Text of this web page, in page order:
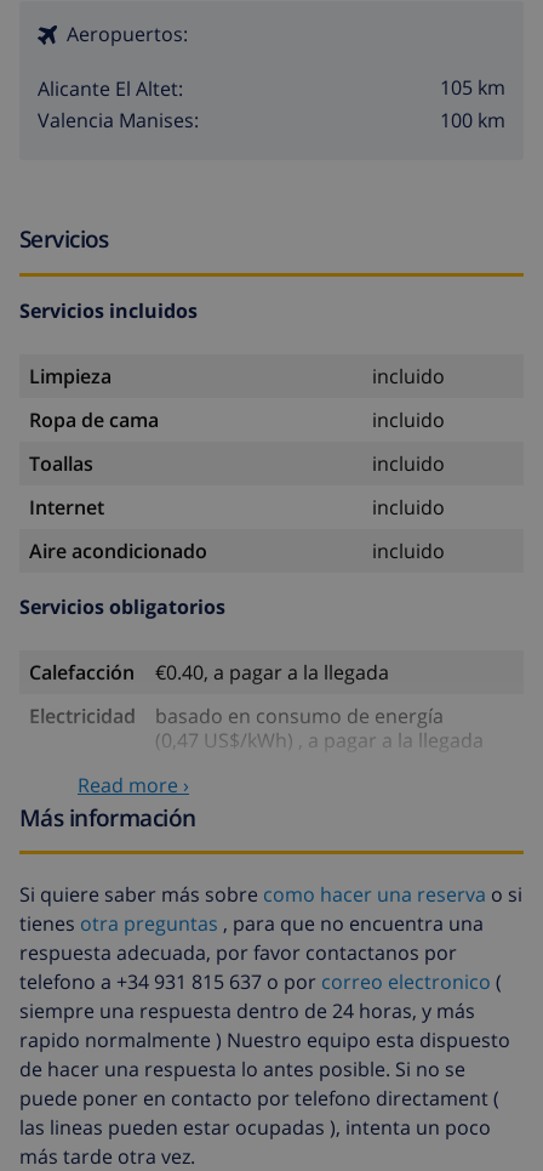
Aeropuertos:
Alicante El Altet:
105 km
Valencia Manises:
100 km
Servicios
Servicios incluidos
Limpieza
incluido
Ropa de cama
incluido
Toallas
incluido
Internet
incluido
Aire acondicionado
incluido
Servicios obligatorios
Calefacción
€0.40, a pagar a la llegada
Electricidad
basado en consumo de energía
(0,47 US$/kWh) , a pagar a la llegada
Fianza:
293,18 US$ , a pagar a la llegada
Cuna
3,35 US$ por día , a pagar a la
llegada
Trona
2,51 US$ por día
Llegada
tardía
23,45 US$ , a pagar a la llegada
Cama extra
5,03 US$ por día , a pagar a la
llegada
Sábanas
17,59 US$ por persona
Read more ›
Más información
Si quiere saber más sobre como hacer una reserva o si
tienes otra preguntas , para que no encuentra una
respuesta adecuada, por favor contactanos por
telefono a +34 931 815 637 o por correo electronico (
siempre una respuesta dentro de 24 horas, y más
rapido normalmente ) Nuestro equipo esta dispuesto
de hacer una respuesta lo antes posible. Si no se
puede poner en contacto por telefono directament (
las lineas pueden estar ocupadas ), intenta un poco
más tarde otra vez.